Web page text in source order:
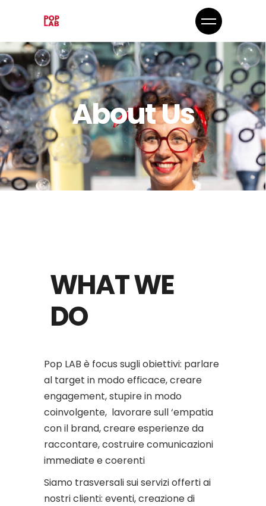
About Us
WHAT WE
DO
Pop LAB è focus sugli obiettivi: parlare
al target in modo efficace, creare
engagement, stupire in modo
coinvolgente, lavorare sull ‘empatia
con il brand, creare esperienze da
raccontare, costruire comunicazioni
immediate e coerenti
Siamo trasversali sui servizi offerti ai
nostri clienti: eventi, creazione di